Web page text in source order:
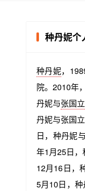
种丹妮个
种丹妮，
院。2010年
丹妮与张国立
丹妮与张国
日，种丹妮
年1月25日
12月16日，
5月10日，